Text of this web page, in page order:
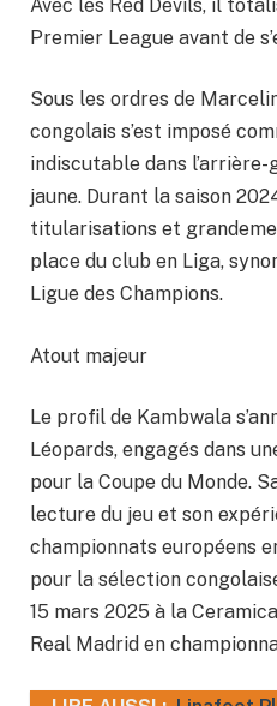
Avec les Red Devils, il
Premier League avant de
Sous les ordres de
congolais s’est imposé
indiscutable dans
jaune. Durant la saison
titularisations et
place du club en Liga,
Ligue des Champions.
Atout majeur
Le profil de Kambwala
Léopards, engagés dans
pour la Coupe du Monde.
lecture du jeu et son
championnats européens
pour la sélection
15 mars 2025 à la
Real Madrid en